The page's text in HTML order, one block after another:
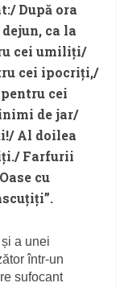
După ora
ca la
cei umiliți/
cei ipocriți,/
cei
de jar/
Al doilea
Farfurii
cu
a unei
într-un
sufocant